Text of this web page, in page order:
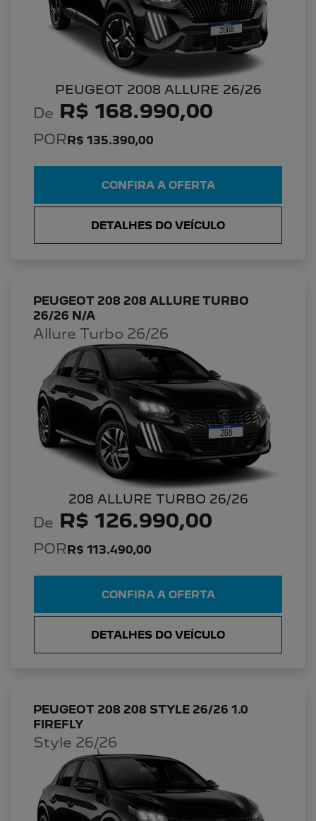
PEUGEOT 2008 ALLURE 26/26
De R$ 168.990,00
POR R$ 135.390,00
CONFIRA A OFERTA
DETALHES DO VEÍCULO
PEUGEOT 208 208 ALLURE TURBO
26/26 N/A
Allure Turbo 26/26
208 ALLURE TURBO 26/26
De R$ 126.990,00
PORR$ 113.490,00
CONFIRA A OFERTA
DETALHES DO VEÍCULO
PEUGEOT 208 208 STYLE 26/26 1.0
FIREFLY
Style 26/26